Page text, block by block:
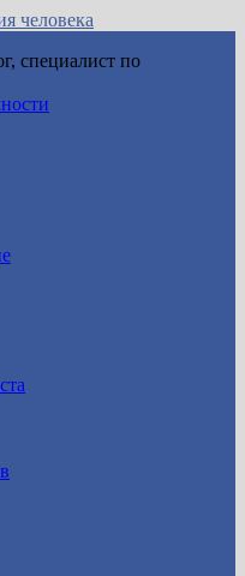
человека
специалист по